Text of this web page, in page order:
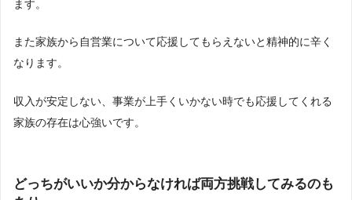
ます。
また家族から自営業について応援してもらえないと精神的に辛く
なります。
収入が安定しない、事業が上手くいかない時でも応援してくれる
家族の存在は心強いです。
どっちがいいか分からなければ両方挑戦してみるのも